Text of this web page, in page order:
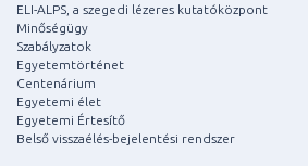
ELI-ALPS, a szegedi lézeres kutatóközpont
Minőségügy
Szabályzatok
Egyetemtörténet
Centenárium
Egyetemi élet
Egyetemi Értesítő
Belső visszaélés-bejelentési rendszer